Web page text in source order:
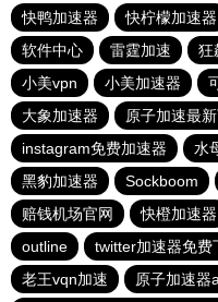
快鸭加速器
快柠檬加速器
软件中心
雷霆加速 狂
小美vpn
小美加速器
大象加速器
原子加速最
instagram免费加速器
水
黑豹加速器
Sockboom
赔钱机场官网
快橙加速器
outline
twitter加速器免费
老王vqn加速
原子加速器